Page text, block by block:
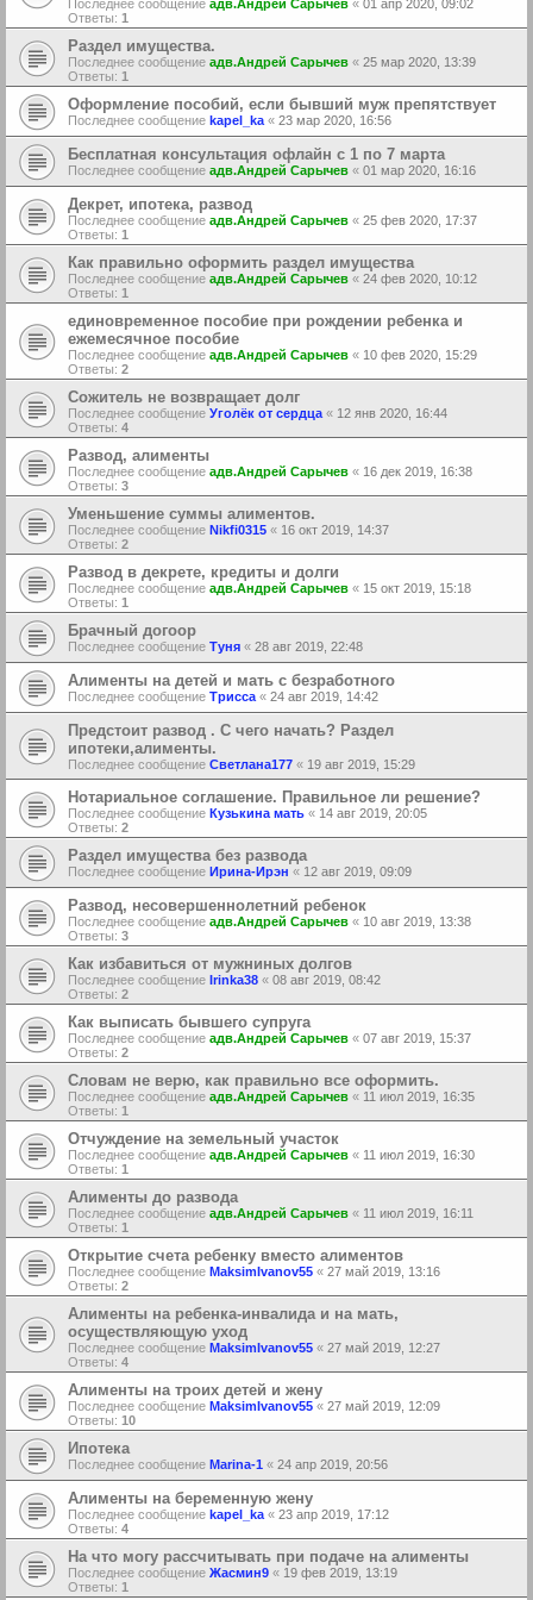
Последнее сообщение адв.Андрей Сарычев « 01 апр 2020, 09:02
Ответы: 1
Раздел имущества.
Последнее сообщение адв.Андрей Сарычев « 25 мар 2020, 13:39
Ответы: 1
Оформление пособий, если бывший муж препятствует
Последнее сообщение kapel_ka « 23 мар 2020, 16:56
Бесплатная консультация офлайн с 1 по 7 марта
Последнее сообщение адв.Андрей Сарычев « 01 мар 2020, 16:16
Декрет, ипотека, развод
Последнее сообщение адв.Андрей Сарычев « 25 фев 2020, 17:37
Ответы: 1
Как правильно оформить раздел имущества
Последнее сообщение адв.Андрей Сарычев « 24 фев 2020, 10:12
Ответы: 1
единовременное пособие при рождении ребенка и
ежемесячное пособие
Последнее сообщение адв.Андрей Сарычев « 10 фев 2020, 15:29
Ответы: 2
Сожитель не возвращает долг
Последнее сообщение Уголёк от сердца « 12 янв 2020, 16:44
Ответы: 4
Развод, алименты
Последнее сообщение адв.Андрей Сарычев « 16 дек 2019, 16:38
Ответы: 3
Уменьшение суммы алиментов.
Последнее сообщение Nikfi0315 « 16 окт 2019, 14:37
Ответы: 2
Развод в декрете, кредиты и долги
Последнее сообщение адв.Андрей Сарычев « 15 окт 2019, 15:18
Ответы: 1
Брачный догоор
Последнее сообщение Туня « 28 авг 2019, 22:48
Алименты на детей и мать с безработного
Последнее сообщение Трисса « 24 авг 2019, 14:42
Предстоит развод . С чего начать? Раздел
ипотеки,алименты.
Последнее сообщение Светлана177 « 19 авг 2019, 15:29
Нотариальное соглашение. Правильное ли решение?
Последнее сообщение Кузькина мать « 14 авг 2019, 20:05
Ответы: 2
Раздел имущества без развода
Последнее сообщение Ирина-Ирэн « 12 авг 2019, 09:09
Развод, несовершеннолетний ребенок
Последнее сообщение адв.Андрей Сарычев « 10 авг 2019, 13:38
Ответы: 3
Как избавиться от мужниных долгов
Последнее сообщение Irinka38 « 08 авг 2019, 08:42
Ответы: 2
Как выписать бывшего супруга
Последнее сообщение адв.Андрей Сарычев « 07 авг 2019, 15:37
Ответы: 2
Словам не верю, как правильно все оформить.
Последнее сообщение адв.Андрей Сарычев « 11 июл 2019, 16:35
Ответы: 1
Отчуждение на земельный участок
Последнее сообщение адв.Андрей Сарычев « 11 июл 2019, 16:30
Ответы: 1
Алименты до развода
Последнее сообщение адв.Андрей Сарычев « 11 июл 2019, 16:11
Ответы: 1
Открытие счета ребенку вместо алиментов
Последнее сообщение MaksimIvanov55 « 27 май 2019, 13:16
Ответы: 2
Алименты на ребенка-инвалида и на мать,
осуществляющую уход
Последнее сообщение MaksimIvanov55 « 27 май 2019, 12:27
Ответы: 4
Алименты на троих детей и жену
Последнее сообщение MaksimIvanov55 « 27 май 2019, 12:09
Ответы: 10
Ипотека
Последнее сообщение Marina-1 « 24 апр 2019, 20:56
Алименты на беременную жену
Последнее сообщение kapel_ka « 23 апр 2019, 17:12
Ответы: 4
На что могу рассчитывать при подаче на алименты
Последнее сообщение Жасмин9 « 19 фев 2019, 13:19
Ответы: 1